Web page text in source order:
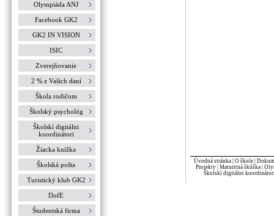
Olympiáda ANJ
Facebook GK2
GK2 IN VISION
ISIC
Zverejňovanie
2 % z Vašich daní
Škola rodičom
Školský psychológ
Školskí digitálni
koordinátori
Žiacka knižka
Školská pošta
Turistický klub GK2
DofE
Študentská firma
Úvodná stránka| O škole|
Projekty| Maturitná škúška|
Školskí digitálni